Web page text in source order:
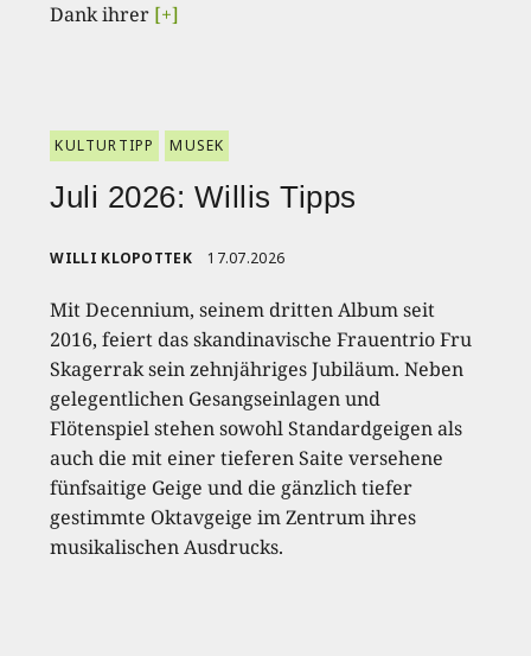
Dank ihrer [+]
KULTURTIPP MUSEK
Juli 2026: Willis Tipps
WILLI KLOPOTTEK 17.07.2026
Mit Decennium, seinem dritten Album seit
2016, feiert das skandinavische Frauentrio Fru
Skagerrak sein zehnjähriges Jubiläum. Neben
gelegentlichen Gesangseinlagen und
Flötenspiel stehen sowohl Standardgeigen als
auch die mit einer tieferen Saite versehene
fünfsaitige Geige und die gänzlich tiefer
gestimmte Oktavgeige im Zentrum ihres
musikalischen Ausdrucks.